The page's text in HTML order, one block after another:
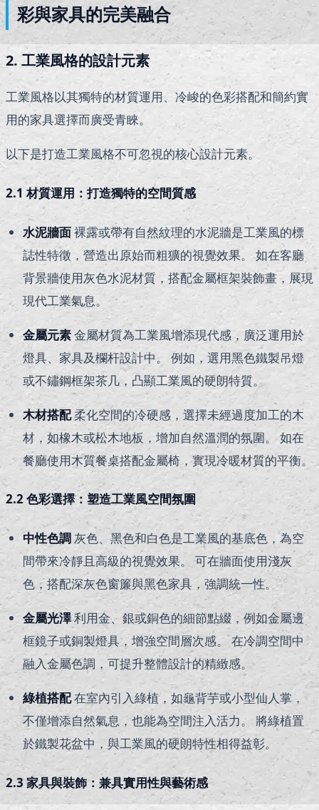
彩與家具的完美融合
2. 工業風格的設計元素
工業風格以其獨特的材質運用、冷峻的色彩搭配和簡約實
用的家具選擇而廣受青睞。
以下是打造工業風格不可忽視的核心設計元素。
2.1 材質運用：打造獨特的空間質感
水泥牆面裸露或帶有自然紋理的水泥牆是工業風的標
誌性特徵，營造出原始而粗獷的視覺效果。 如在客廳
背景牆使用灰色水泥材質，搭配金屬框架裝飾畫，展現
現代工業氣息。
金屬元素金屬材質為工業風增添現代感，廣泛運用於
燈具、家具及欄杆設計中。 例如，選用黑色鐵製吊燈
或不鏽鋼框架茶几，凸顯工業風的硬朗特質。
木材搭配柔化空間的冷硬感，選擇未經過度加工的木
材，如橡木或松木地板，增加自然溫潤的氛圍。 如在
餐廳使用木質餐桌搭配金屬椅，實現冷暖材質的平衡。
2.2 色彩選擇：塑造工業風空間氛圍
中性色調 灰色、黑色和白色是工業風的基底色，為空
間帶來冷靜且高級的視覺效果。 可在牆面使用淺灰
色，搭配深灰色窗簾與黑色家具，強調統一性。
金屬光澤利用金、銀或銅色的細節點綴，例如金屬邊
框鏡子或銅製燈具，增強空間層次感。 在冷調空間中
融入金屬色調，可提升整體設計的精緻感。
綠植搭配在室內引入綠植，如龜背芋或小型仙人掌，
不僅增添自然氣息，也能為空間注入活力。 將綠植置
於鐵製花盆中，與工業風的硬朗特性相得益彰。
2.3 家具與裝飾：兼具實用性與藝術感